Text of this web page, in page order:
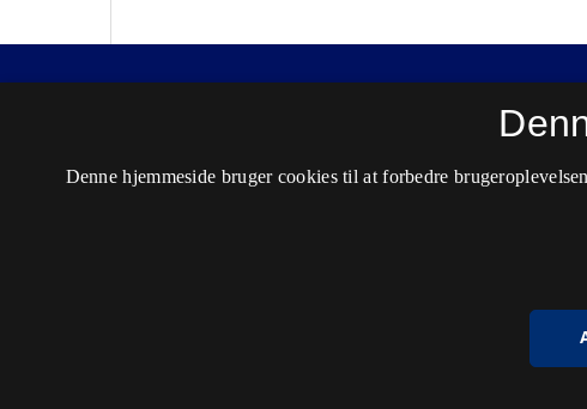
Nordisk Tidsskrift for Kriminalvidenskab
ISSN 2446-3051 (Online)
Denne hjemmeside bruger cookies til at forbedre